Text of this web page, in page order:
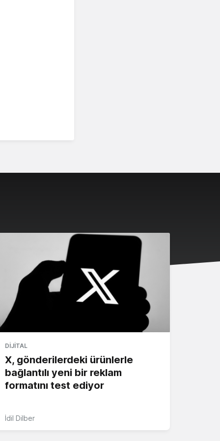
DIJITAL
X, gönderilerdeki ürünlerle
bağlantılı yeni bir reklam
formatını test ediyor
İdil Dilber